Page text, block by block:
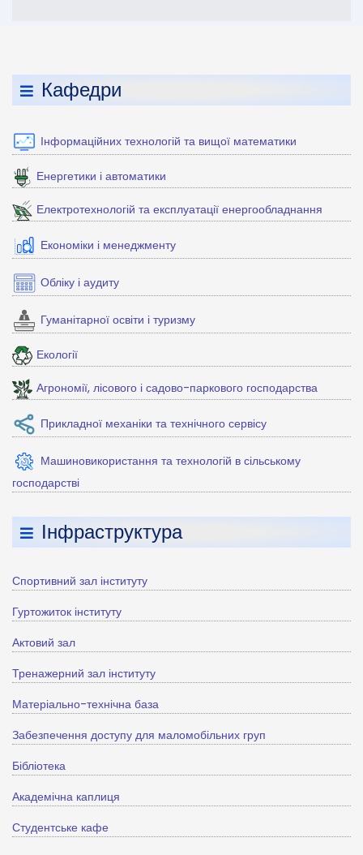
Кафедри
Інформаційних технологій та вищої математики
Енергетики і автоматики
Електротехнологій та експлуатації енергообладнання
Економіки і менеджменту
Обліку і аудиту
Гуманітарної освіти і туризму
Екології
Агрономії, лісового і садово-паркового господарства
Прикладної механіки та технічного сервісу
Машиновикористання та технологій в сільському
господарстві
Інфраструктура
Спортивний зал інституту
Гуртожиток інституту
Актовий зал
Тренажерний зал інституту
Матеріально-технічна база
Забезпечення доступу для маломобільних груп
Бібліотека
Академічна каплиця
Студентське кафе